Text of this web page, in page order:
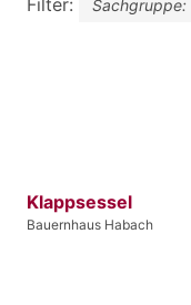
Filter: Sachgruppe:
Klappsessel
Bauernhaus Habach